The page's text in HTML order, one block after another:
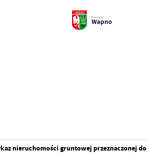
nieruchomości gruntowej przeznaczonej do